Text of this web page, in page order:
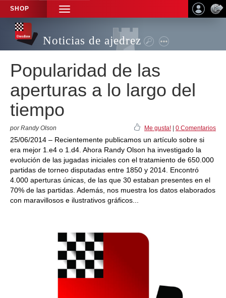
SHOP
TOGGLE
NAVIGATION
Noticias de ajedrez
Popularidad de las
aperturas a lo largo del
tiempo
por Randy Olson Me gusta! 0 Comentarios
25/06/2014 – Recientemente publicamos un artículo sobre si
era mejor 1.e4 o 1.d4. Ahora Randy Olson ha investigado la
evolución de las jugadas iniciales con el tratamiento de 650.000
partidas de torneo disputadas entre 1850 y 2014. Encontró
4.000 aperturas únicas, de las que 30 estaban presentes en el
70% de las partidas. Además, nos muestra los datos elaborados
con maravillosos e ilustrativos gráficos...